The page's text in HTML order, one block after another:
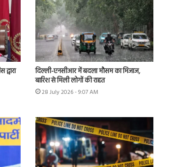
दिल्ली-एनसीआर में बदला मौसम का मिजाज,
बारिश से मिली लोगों की राहत
28 July 2026 - 9:07 AM